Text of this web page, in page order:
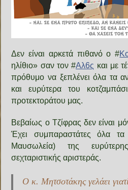
Δεν είναι αρκετά πιθανό ο #
ηλίθιο» σαν τον #Αλ6ς και με
πρόθυμο να ξεπλένει όλα τα
και ευρύτερα του
προτεκτοράτου μας.
Βεβαίως ο Τζίφρας δεν είναι
Έχει συμπαραστάτες όλα τα
Μαυσωλεία) της
σεχταριστικής αριστεράς.
Ο κ. Μητσοτάκης γελάει